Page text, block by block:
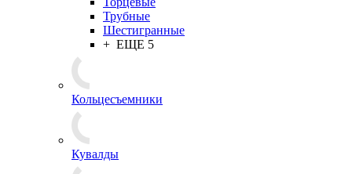
Трубные
Шестигранные
+ ЕЩЕ 5
Кольцесъемники
Кувалды